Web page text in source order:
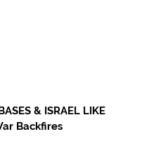
& ISRAEL LIKE
Backfires